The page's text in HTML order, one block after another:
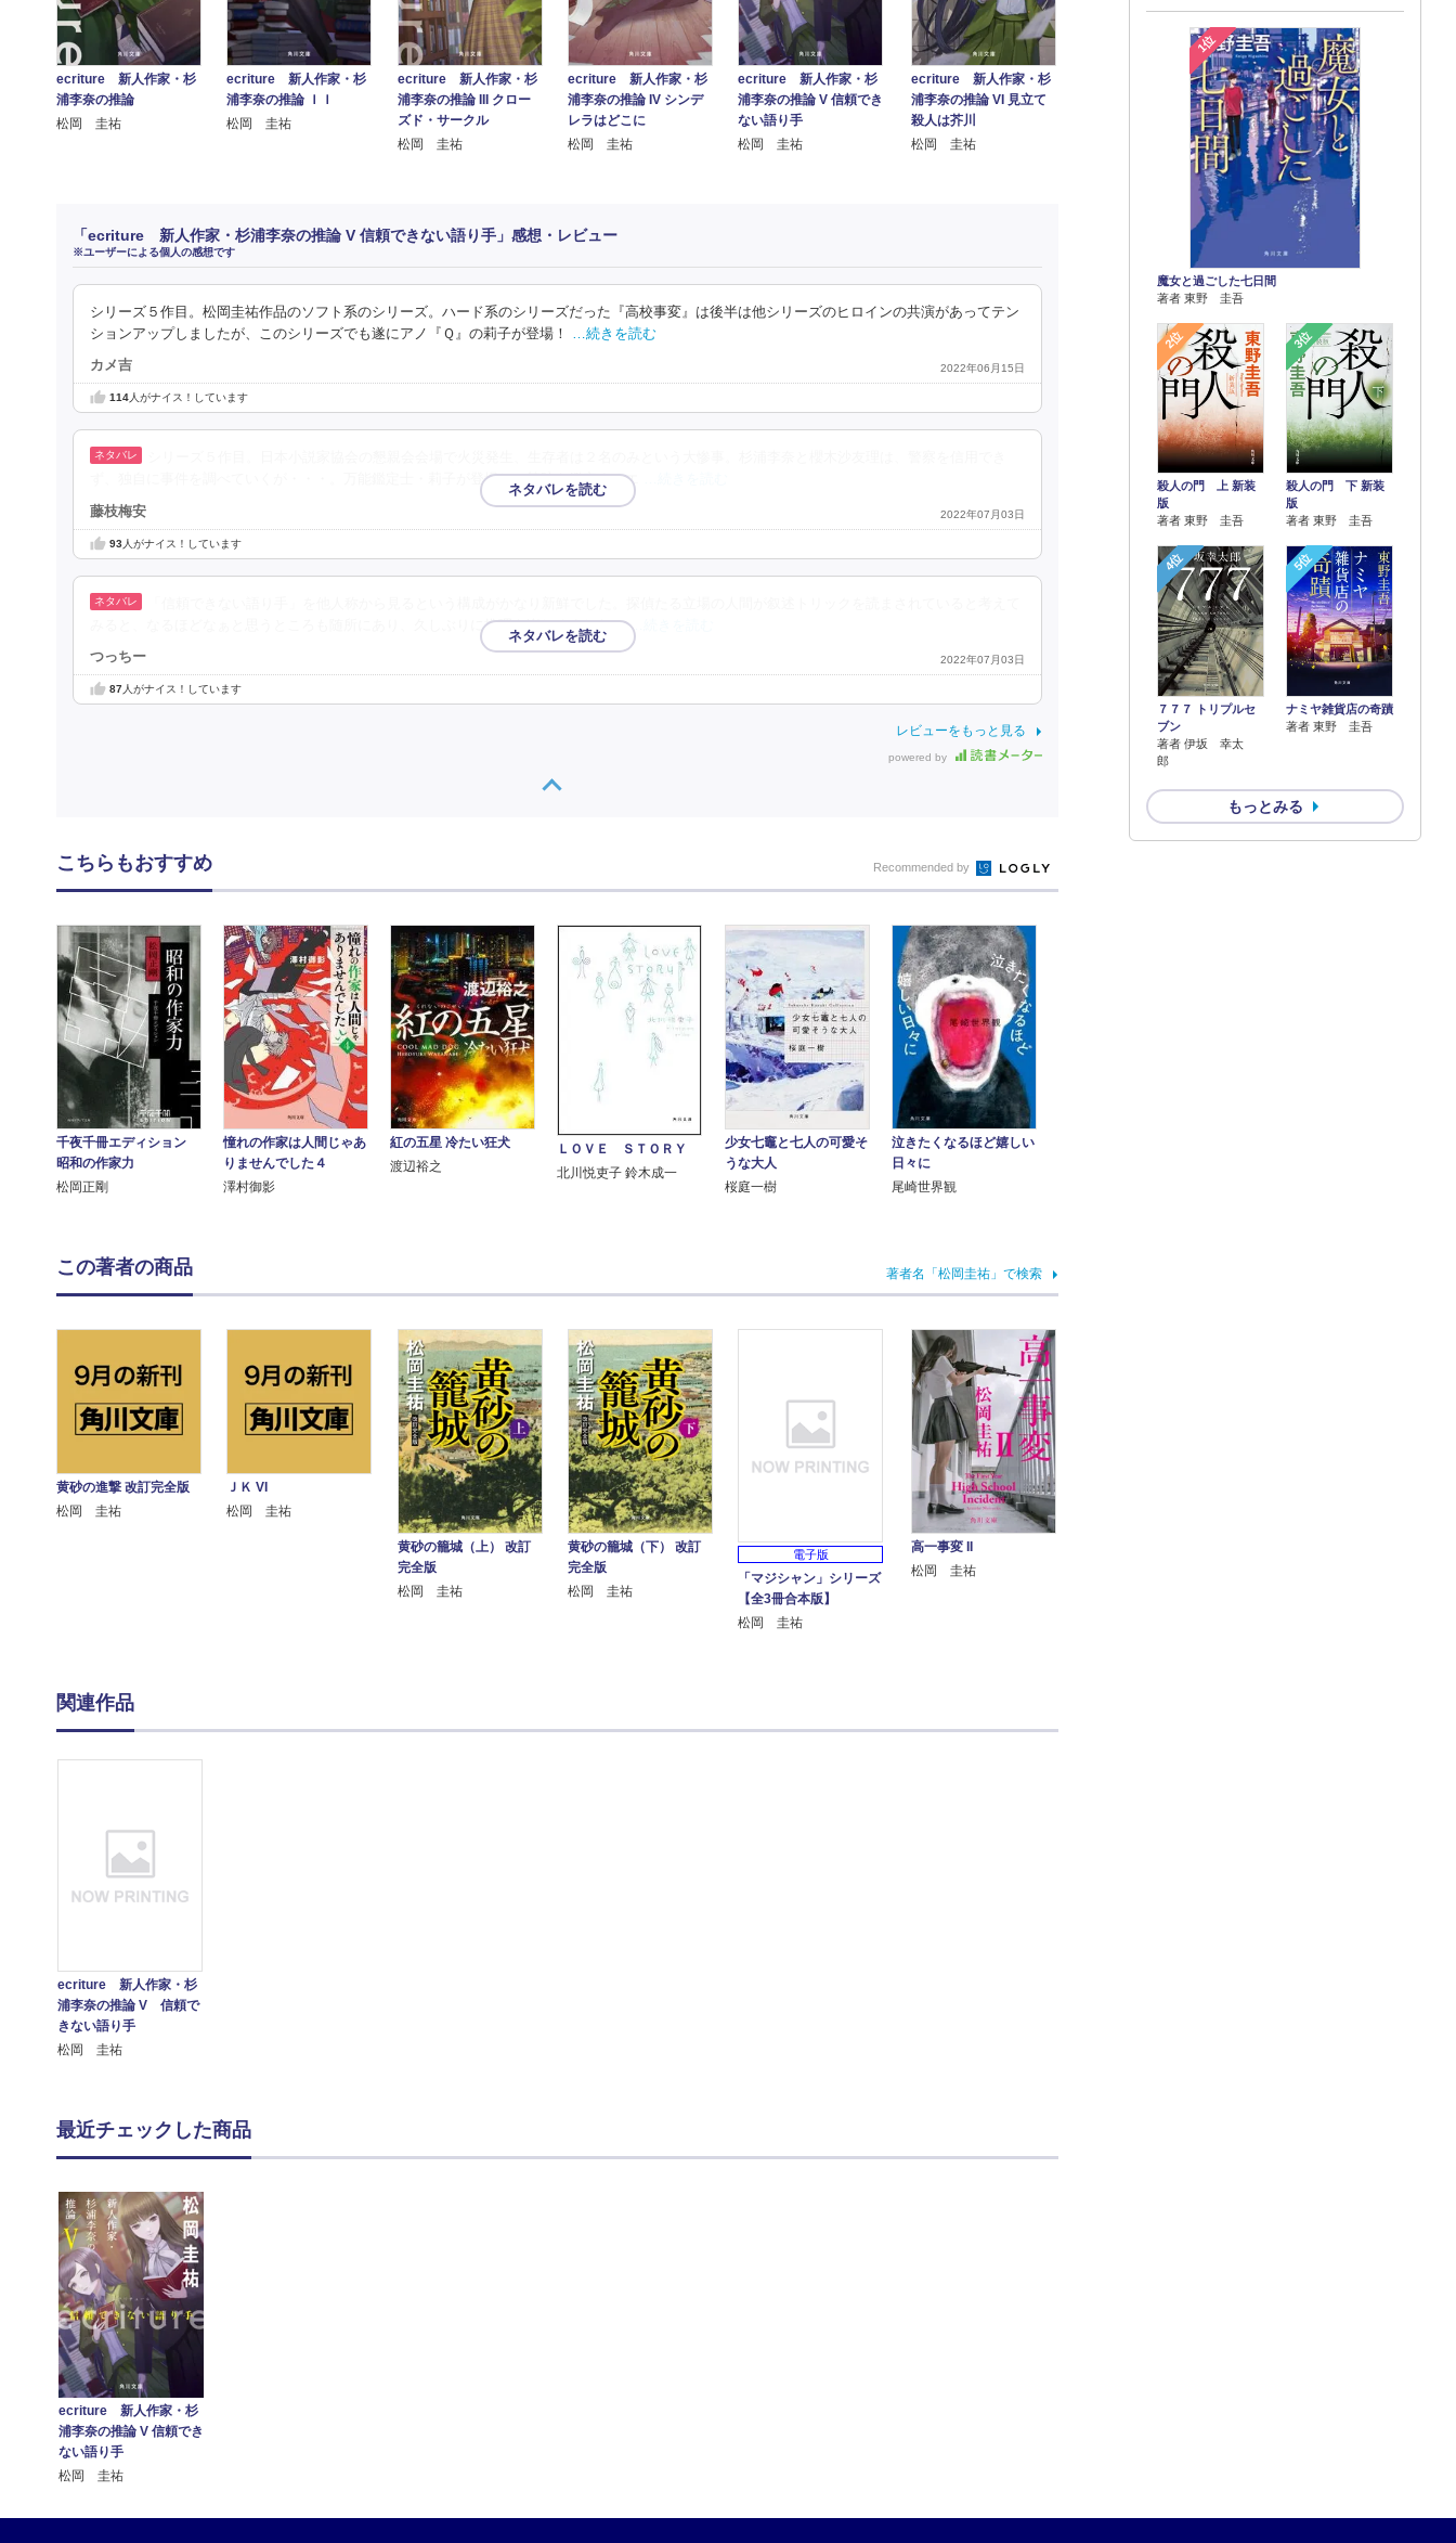
ecriture 新人作家・杉
浦李奈の推論
松岡 圭祐
ecriture 新人作家・杉
浦李奈の推論 ＩＩ
松岡 圭祐
ecriture 新人作家・杉
浦李奈の推論 III クロー
ズド・サークル
松岡 圭祐
ecriture 新人作家・杉
浦李奈の推論 IV シンデ
レラはどこに
松岡 圭祐
ecriture 新人作家・杉
浦李奈の推論 V 信頼でき
ない語り手
松岡 圭祐
ecriture 新人作家・杉
浦李奈の推論 VI 見立て
殺人は芥川
松岡 圭祐
「ecriture 新人作家・杉浦李奈の推論 V 信頼できない語り手」感想・レビュー
※ユーザーによる個人の感想です
シリーズ５作目。松岡圭祐作品のソフト系のシリーズ。ハード系のシリーズだった『高校事変』は後半は他シリーズのヒロインの共演があってテン
ションアップしましたが、このシリーズでも遂にアノ『Ｑ』の莉子が登場！
…続きを読む
カメ吉 2022年06月15日
114人がナイス！しています
ず、独自に事件を調べていくが・・・。万能鑑定士・莉子が登場し、筆跡を鑑定するエ
藤枝梅安 2022年07月03日
93人がナイス！しています
みると、なるほどなぁと思うところも随所にあり、久しぶりに推理を楽しめました。 …続きを読む
つっちー 2022年07月03日
87人がナイス！しています
レビューをもっと見る
powered by
1位
魔女と過ごした七日間
著者 東野 圭吾
2位
殺人の門 上 新装
版
著者 東野 圭吾
3位
殺人の門 下 新装
版
著者 東野 圭吾
4位
７７７ トリプルセ
ブン
著者 伊坂 幸太
郎
5位
ナミヤ雑貨店の奇蹟
著者 東野 圭吾
もっとみる
こちらもおすすめ Recommended by
千夜千冊エディション
昭和の作家力
松岡正剛
憧れの作家は人間じゃあ
りませんでした４
澤村御影
紅の五星 冷たい狂犬
渡辺裕之
ＬＯＶＥ ＳＴＯＲＹ
北川悦吏子 鈴木成一
少女七竈と七人の可愛そ
うな大人
桜庭一樹
泣きたくなるほど嬉しい
日々に
尾崎世界観
この著者の商品 著者名「松岡圭祐」で検索
黄砂の進撃 改訂完全版
松岡 圭祐
ＪＫ VI
松岡 圭祐
黄砂の籠城（上） 改訂
完全版
松岡 圭祐
黄砂の籠城（下） 改訂
完全版
松岡 圭祐
電子版
「マジシャン」シリーズ
【全3冊合本版】
松岡 圭祐
高一事変 II
松岡 圭祐
関連作品
ecriture 新人作家・杉
浦李奈の推論 V 信頼で
きない語り手
松岡 圭祐
最近チェックした商品
ecriture 新人作家・杉
浦李奈の推論 V 信頼でき
ない語り手
松岡 圭祐